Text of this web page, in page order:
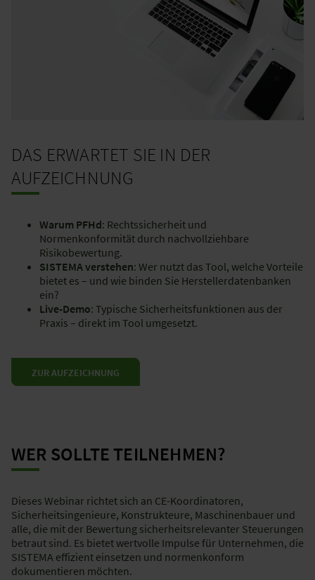
DAS ERWARTET SIE IN DER
AUFZEICHNUNG
Warum PFHd: Rechtssicherheit und
Normenkonformität durch nachvollziehbare
Risikobewertung.​
SISTEMA verstehen: Wer nutzt das Tool, welche Vorteile
bietet es – und wie binden Sie Herstellerdatenbanken
ein?​
Live-Demo: Typische Sicherheitsfunktionen aus der
Praxis – direkt im Tool umgesetzt.​
ZUR AUFZEICHNUNG
WER SOLLTE TEILNEHMEN?​
Dieses Webinar richtet sich an CE-Koordinatoren,
Sicherheitsingenieure, Konstrukteure, Maschinenbauer und
alle, die mit der Bewertung sicherheitsrelevanter Steuerungen
betraut sind. Es bietet wertvolle Impulse für Unternehmen, die
SISTEMA effizient einsetzen und normenkonform
dokumentieren möchten.